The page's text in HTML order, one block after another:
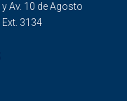
Av. 10 de Agosto
3134